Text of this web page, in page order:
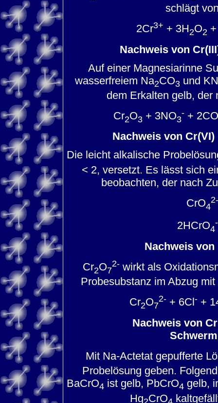
schlägt
2Cr3+ + 3H2O2
Nachweis von
Auf einer Magnesiarinne
wasserfreiem Na2CO3 und
dem Erkalten gelb, der
Cr2O3 + 3NO3
- + 2CO
Nachweis von
Die leicht alkalische
< 2, versetzt. Es lässt sich
beobachten, der nach
CrO4
2-
2HCrO4
-
Nachweis
Cr2O7
2- wirkt als
Probesubstanz im Abzug
Cr2O7
2-+ 6Cl -+
Nachweis von
Mit Na-Actetat gepufferte
Probelösung geben.
BaCrO4 ist gelb, PbCrO4 gelb,
Hg CrO